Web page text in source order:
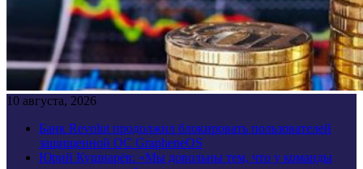
10 августа, 2026
Банк Revolut продолжил блокировать пользователей
защищенной ОС GrapheneOS
Юрий Кушнарёв: «Мы довольны тем, что у команды